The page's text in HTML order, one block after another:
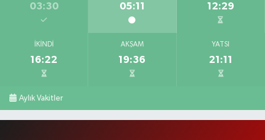
03:30 05:11 12:29
İKINDI
16:22
AKŞAM
19:36
YATSI
21:11
Aylık Vakitler